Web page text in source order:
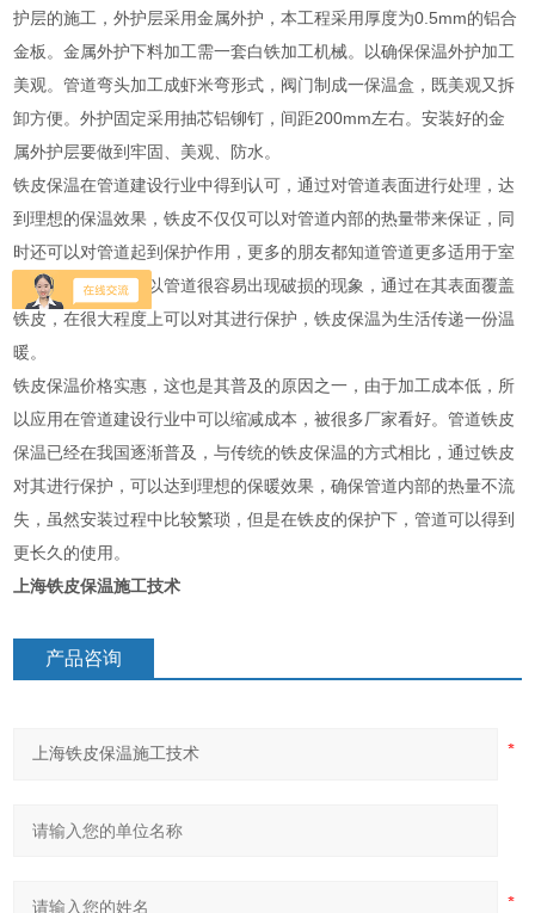
护层的施工，外护层采用金属外护，本工程采用厚度为0.5mm的铝合
金板。金属外护下料加工需一套白铁加工机械。以确保保温外护加工
美观。管道弯头加工成虾米弯形式，阀门制成一保温盒，既美观又拆
卸方便。外护固定采用抽芯铝铆钉，间距200mm左右。安装好的金
属外护层要做到牢固、美观、防水。
铁皮保温在管道建设行业中得到认可，通过对管道表面进行处理，达
到理想的保温效果，铁皮不仅仅可以对管道内部的热量带来保证，同
时还可以对管道起到保护作用，更多的朋友都知道管道更多适用于室
外复杂的环境，所以管道很容易出现破损的现象，通过在其表面覆盖
铁皮，在很大程度上可以对其进行保护，铁皮保温为生活传递一份温
暖。
铁皮保温价格实惠，这也是其普及的原因之一，由于加工成本低，所
以应用在管道建设行业中可以缩减成本，被很多厂家看好。管道铁皮
保温已经在我国逐渐普及，与传统的铁皮保温的方式相比，通过铁皮
对其进行保护，可以达到理想的保暖效果，确保管道内部的热量不流
失，虽然安装过程中比较繁琐，但是在铁皮的保护下，管道可以得到
更长久的使用。
上海铁皮保温施工技术
产品咨询